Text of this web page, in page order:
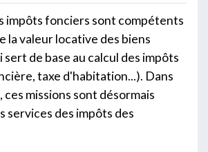
impôts fonciers sont compétents
la valeur locative des biens
sert de base au calcul des impôts
taxe d'habitation...). Dans
missions sont désormais
services des impôts des